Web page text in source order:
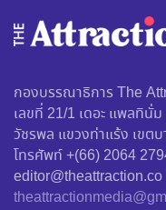
กองบรรณาธิการ The
เลขที่ 21/1 เดอะ แพลทินั่
วัชรพล แขวงท่าแร้ง เขต
โทรศัพท์ +(66) 2064
editor@theattraction.co